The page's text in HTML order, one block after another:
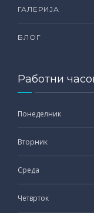
ГАЛЕРИЈА
БЛОГ
Работни
Понеделник
Вторник
Среда
Четврток